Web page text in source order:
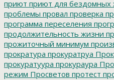
приют приют для бездомных
проблемы провал проверка
программа переселения
продолжительность жизни
прожиточный минимум
прократура прокуратруа
прокуратуура прокураура
режим Просветов протест